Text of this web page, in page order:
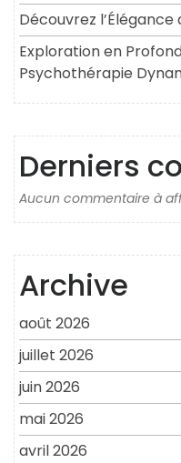
Découvrez
Exploration en
Psychothérapie
Derniers
Aucun commentaire à
Archive
août 2026
juillet 2026
juin 2026
mai 2026
avril 2026